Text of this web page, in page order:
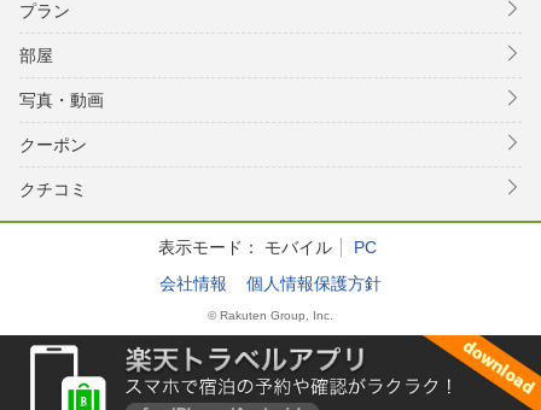
プラン
部屋
写真・動画
クーポン
クチコミ
表示モード： モバイル
PC
会社情報
個人情報保護方針
© Rakuten Group, Inc.